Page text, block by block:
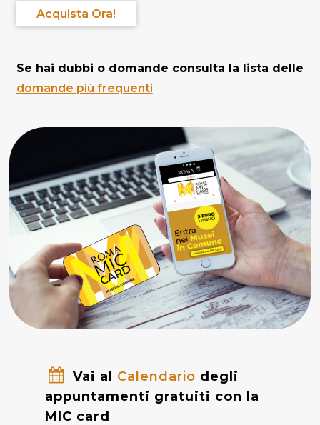
Acquista Ora!
Se hai dubbi o domande consulta la lista delle
domande più frequenti
Vai al Calendario degli
appuntamenti gratuiti con la
MIC card